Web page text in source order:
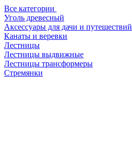
Все категории
Уголь древесный
Аксессуары для дачи и путешествий
Канаты и веревки
Лестницы
Лестницы выдвижные
Лестницы трансформеры
Стремянки